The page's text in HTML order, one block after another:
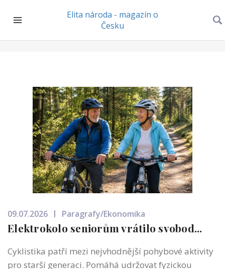
Elita národa - magazín o
Česku
09.07.2026 Paragrafy/Ekonomika
Elektrokolo seniorům vrátilo svobod...
Cyklistika patří mezi nejvhodnější pohybové aktivity
pro starší generaci. Pomáhá udržovat fyzickou